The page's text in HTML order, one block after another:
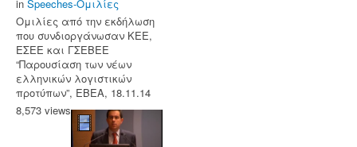
in Speeches-Ομιλίες
Ομιλίες από την εκδήλωση
που συνδιοργάνωσαν ΚΕΕ,
ΕΣΕΕ και ΓΣΕΒΕΕ
“Παρουσίαση των νέων
ελληνικών λογιστικών
προτύπων”, ΕΒΕΑ, 18.11.14
8,573 views